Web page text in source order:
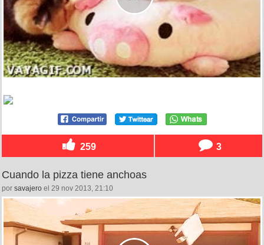
259 3
Cuando la pizza tiene anchoas
por savajero el 29 nov 2013, 21:10